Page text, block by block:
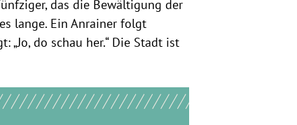
das die Bewältigung der
lange. Ein Anrainer folgt
„Jo, do schau her.“ Die Stadt ist